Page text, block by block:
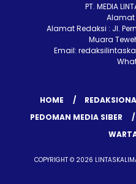
PT. MEDIA
Alamat
Alamat Redaksi : Jl.
Muara
Email:
HOME
PEDOMAN MEDIA SIBER
COPYRIGHT © 2026